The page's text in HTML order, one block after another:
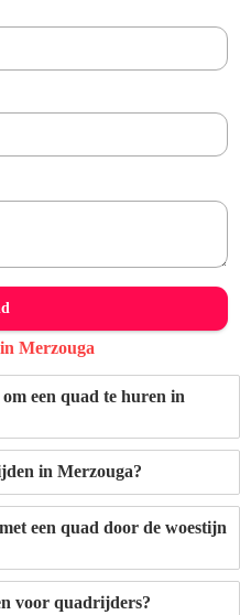
Merzouga
een ​​quad te huren in
in Merzouga?
een quad door de woestijn
voor quadrijders?